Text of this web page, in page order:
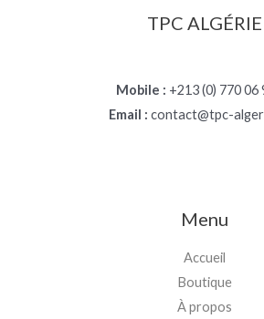
TPC ALGÉRIE
Mobile : +213 (0) 770 06
Email : contact@tpc-
Menu
Accueil
Boutique
À propos